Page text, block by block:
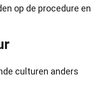
op de procedure en
culturen anders